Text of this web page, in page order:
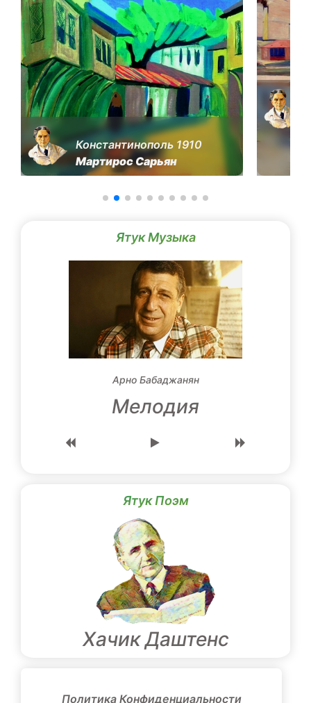
Константинополь 1910
Мартирос Сарьян
Ятук Музыка
Арно Бабаджанян
Мелодия
Ятук Поэм
Хачик Даштенс
Политика Конфиденциальности